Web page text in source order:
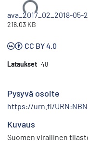
Ladataan...
ava_2017_02_2018-05-
216.03 KB
CC BY 4.0
Lataukset 48
Pysyvä osoite
https://urn.fi/
Kuvaus
Suomen virallinen